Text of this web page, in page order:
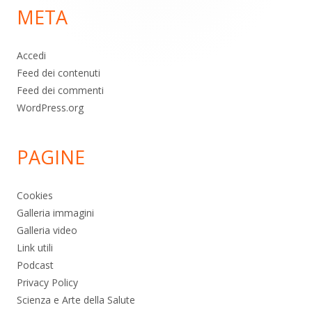
pagina
META
Accedi
Feed dei contenuti
Feed dei commenti
WordPress.org
PAGINE
Cookies
Galleria immagini
Galleria video
Link utili
Podcast
Privacy Policy
Scienza e Arte della Salute